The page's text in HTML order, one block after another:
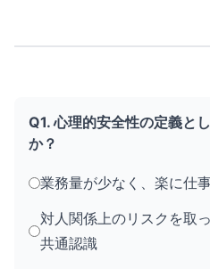
Q1. 心理的安全性の定義と
か？
業務量が少なく、楽に仕
対人関係上のリスクを取
共通認識